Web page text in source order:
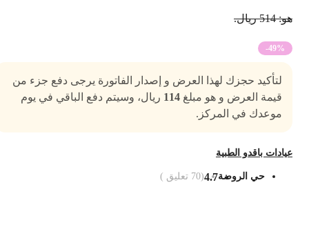
-49%
لتأكيد حجزك لهذا العرض و إصدار الفاتورة يرجى دفع جزء من
قيمة العرض و هو مبلغ114 ريال، وسيتم دفع الباقي في يوم
موعدك في المركز.
باقدو الطبية
حي الروضة 4.7
(
70تعليق )